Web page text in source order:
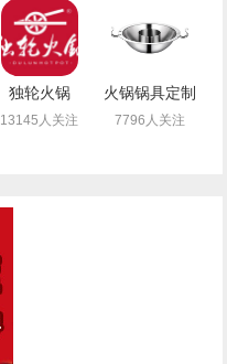
独轮火锅
13145人关注
火锅锅具定制
7796人关注